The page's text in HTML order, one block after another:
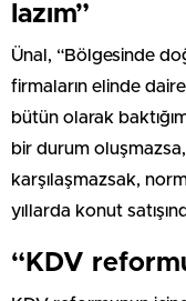
lazım”
Ünal, “Bölgesinde
firmaların elinde
bütün olarak
bir durum oluşmazsa,
karşılaşmazsak,
yıllarda konut
“KDV